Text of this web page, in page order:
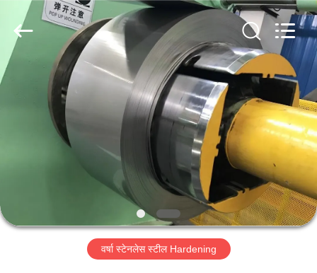
घर
हमारे
बारे
Guanglu
Co.,
Rights
Reserved.
वर्षा स्टेनलेस स्टील Hardening